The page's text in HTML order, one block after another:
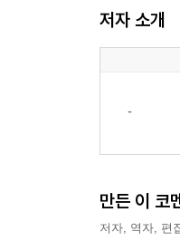
저자 소개
-
만든 이 코
저자, 역자, 편